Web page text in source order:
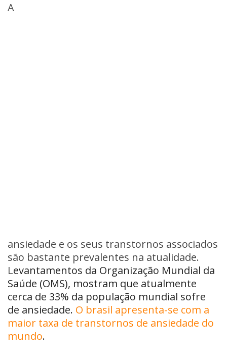
A
ansiedade e os seus transtornos associados
são bastante prevalentes na atualidade.
Levantamentos da Organização Mundial da
Saúde (OMS), mostram que atualmente
cerca de 33% da população mundial sofre
de ansiedade. O brasil apresenta-se com a
maior taxa de transtornos de ansiedade do
mundo.